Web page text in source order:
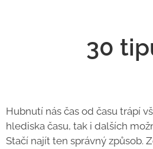
30
Hubnutí nás čas od času trápí
hlediska času, tak i dalších
Stačí najít ten správný způsob.